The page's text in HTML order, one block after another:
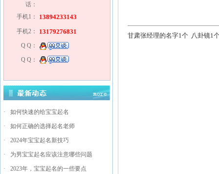
话：
手机1：
13894233143
手机2： 13179276831
Q Q：
Q Q：
· 如何快速的给宝宝起名
· 如何正确的选择起名老师
· 2024年宝宝起名新技巧
· 为男宝宝起名应该注意哪些问题
· 2023年，宝宝起名的一些要点
甘肃张经理的名字1个 八卦镜1